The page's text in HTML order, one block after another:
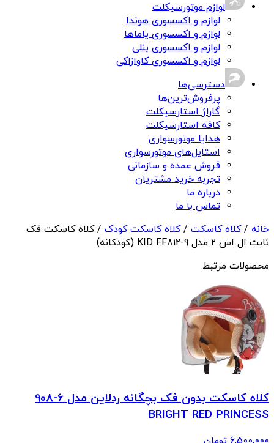
لوازم موتورسیکلت
لوازم و اکسسوری هوندا
لوازم و اکسسوری یاماها
لوازم و اکسسوری بنلی
لوازم و اکسسوری کاوازاکی
دسترسی‌ها
پرفروش‌ترین‌ها
گاراژ استارسیکلت
کافه استارسیکلت
هدایا موتورسواری
استایل‌های موتورسواری
فروش عمده و سازمانی
تجربه خرید مشتریان
درباره ما
تماس با ما
خانه /کلاه کاسکت /کلاه کاسکت کودک / کلاه کاسکت فک
ثابت ال اس 2 مدل KID FF812-9 (کودکانه)
محصولات مرتبط
کلاه کاسکت بدون فک بچگانه ردلاین مدل 6-908
BRIGHT RED PRINCESS